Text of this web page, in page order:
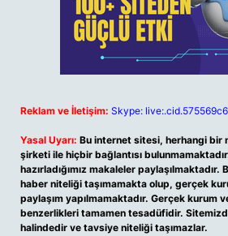
Reklam ve İletişim: Skype:
Yasal Uyarı: Bu internet sitesi, herhangi bir
şirketi ile hiçbir bağlantısı
hazırladığımız makaleler
haber niteliği taşımamakta olup, gerçek
paylaşım yapılmamaktadır. Gerçek kurum
benzerlikleri tamamen tesadüfidir.
halindedir ve tavsiye niteliği taşımazlar.